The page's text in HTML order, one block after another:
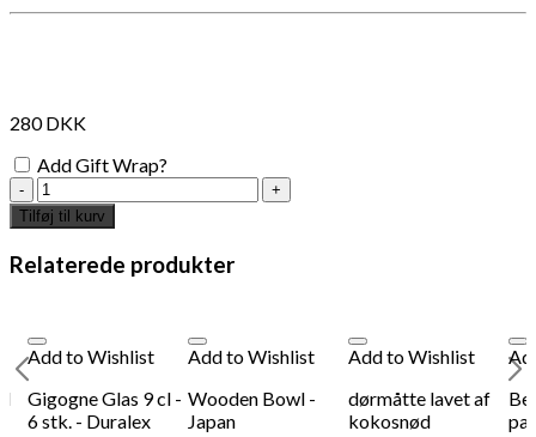
280DKK
Add Gift Wrap?
talisman
amulet
-
Tibet
-
Tilføj til kurv
Relaterede produkter
Add to Wishlist
Gigogne Glas 9 cl -
6 stk. - Duralex
Add to Wishlist
Wooden Bowl -
Japan
Add to Wishlist
dørmåtte lavet af
kokosnød